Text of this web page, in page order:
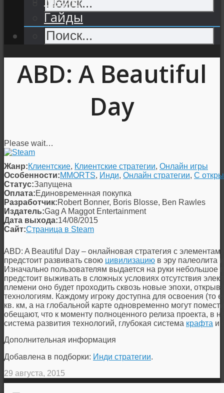
Гайды
ABD: A Beautiful
Day
Please wait…
Жанр:Клиентские, Клиентские стратегии, Онлайн игры
Особенности:MMORTS, Инди, Онлайн стратегии, С
Статус:Запущена
Оплата:Единовременная покупка
Разработчик:Robert Bonner, Boris Blosse, Ben Rawles
Издатель:Gag A Maggot Entertainment
Дата выхода:14/08/2015
Сайт:Страница в Steam
ABD: A Beautiful Day – онлайновая стратегия с
предстоит развивать свою цивилизацию в эру палеолита
Изначально пользователям выдается на руки небольшое
предстоит выживать в сложных условиях отсутствия
племени оно будет проходить сквозь новые эпохи,
технологиям. Каждому игроку доступна для освоения (то
кв. км, а на глобальной карте одновременно могут
обещают, что к моменту полноценного релиза проекта, в
система развития технологий, глубокая система крафта и
Дополнительная информация
Добавлена в подборки: Инди стратегии.
29 августа, 2015